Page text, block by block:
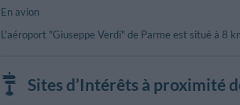
En avion
L'aéroport "Giuseppe Verdi" de Parme est situé à 8
Sites d’Intérêts à proximité